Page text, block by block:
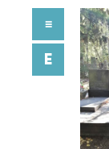
≡
E